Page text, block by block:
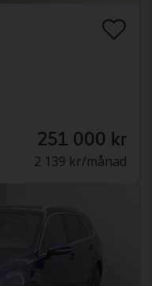
251 000 kr
2 139 kr/månad